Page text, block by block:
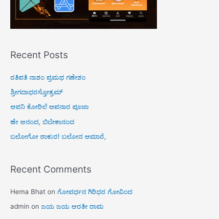
Recent Posts
ರತಿಪತಿ ನಾಶಂ ಪ್ರಮಥ ಗಣೇಶಂ
ಶ್ರೀಗದಾಧರಸ್ತೋತ್ರಮ್
ಆಪನಿ ಕೋರಿಲೆ ಅಪನಾರ ಪೂಜಾ
ಹೇ ಆನಂದ, ಬಿಬೇಕಾನಂದ
ಬಲೋಗೋ ಠಾಕುರ! ಬಲೋನ ಆಮಾರೆ,
Recent Comments
Hema Bhat onಗೋವರ್ಧನ ಗಿರಿಧರ ಗೋವಿಂದ
admin onಜಯ ಜಯ ಆರತೀ ರಾಮ